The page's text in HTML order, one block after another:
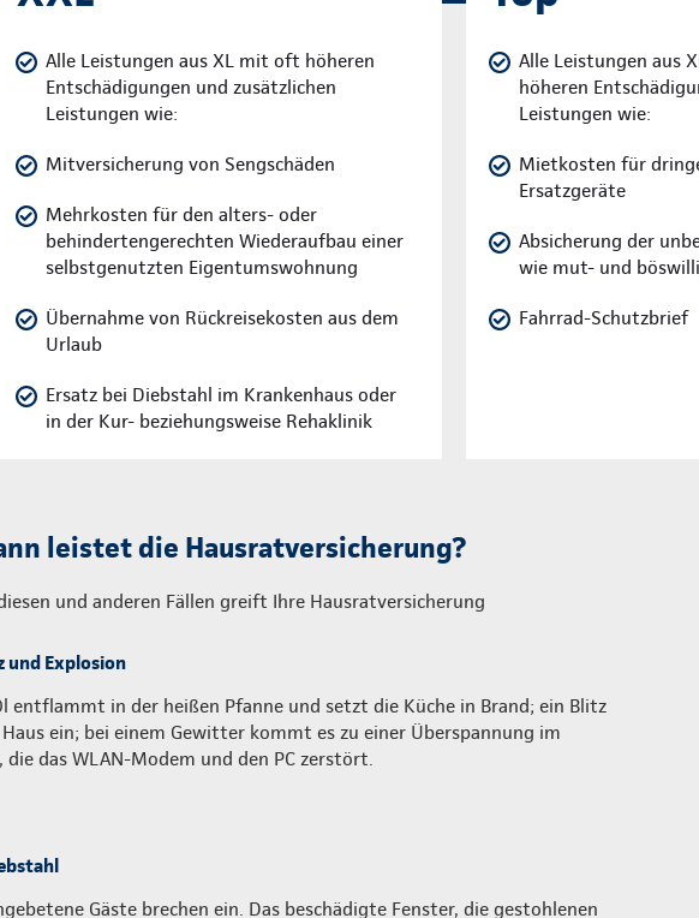
Alle Leistungen aus XL mit oft höheren
Entschädigungen und zusätzlichen
Leistungen wie:
Mitversicherung von Sengschäden
Mehrkosten für den alters- oder
behindertengerechten Wiederaufbau einer
selbstgenutzten Eigentumswohnung
Übernahme von Rückreisekosten aus dem
Urlaub
Ersatz bei Diebstahl im Krankenhaus oder
in der Kur- beziehungsweise Rehaklinik
Alle Leistungen aus
höheren
Leistungen wie:
Mietkosten für
Ersatzgeräte
Absicherung der
wie mut- und
Fahrrad-Schutzbrief
leistet die Hausratversicherung?
und anderen Fällen greift Ihre Hausratversicherung
und Explosion
entflammt in der heißen Pfanne und setzt die Küche in Brand; ein Blitz
ein; bei einem Gewitter kommt es zu einer Überspannung im
das WLAN-Modem und den PC zerstört.
Gäste brechen ein. Das beschädigte Fenster, die gestohlenen